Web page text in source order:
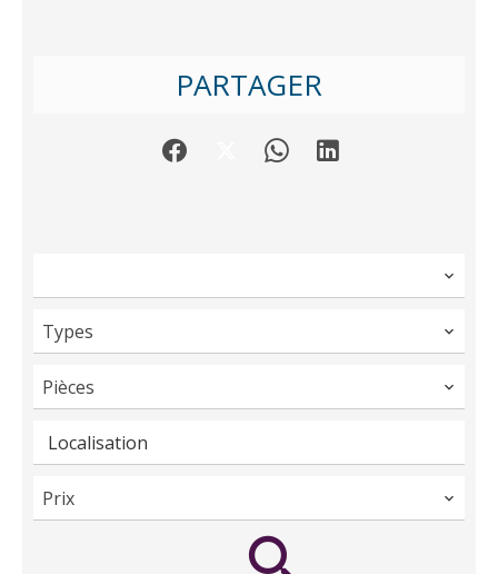
PARTAGER
Types
Pièces
Localisation
Prix